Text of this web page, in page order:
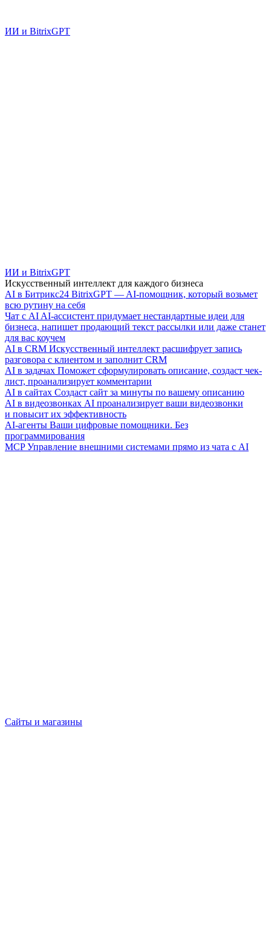
ИИ и BitrixGPT
ИИ и BitrixGPT
Искусственный интеллект для каждого бизнеса
AI в Битрикс24 BitrixGPT — AI-помощник, который возьмет
всю рутину на себя
Чат с AI AI-ассистент придумает нестандартные идеи для
бизнеса, напишет продающий текст рассылки или даже станет
для вас коучем
AI в CRM Искусственный интеллект расшифрует запись
разговора с клиентом и заполнит CRM
AI в задачах Поможет сформулировать описание, создаст чек-
лист, проанализирует комментарии
AI в сайтах Создаст сайт за минуты по вашему описанию
AI в видеозвонках AI проанализирует ваши видеозвонки
и повысит их эффективность
AI-агенты Ваши цифровые помощники. Без
программирования
MCP Управление внешними системами прямо из чата с AI
Сайты и магазины